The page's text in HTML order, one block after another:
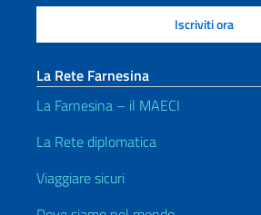
La Rete Farnesina
La Farnesina – il MAECI
La Rete diplomatica
Viaggiare sicuri